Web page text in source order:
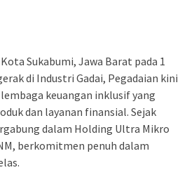
Sukabumi, Jawa Barat pada 1
di Industri Gadai, Pegadaian kini
keuangan inklusif yang
dan layanan finansial. Sejak
dalam Holding Ultra Mikro
berkomitmen penuh dalam